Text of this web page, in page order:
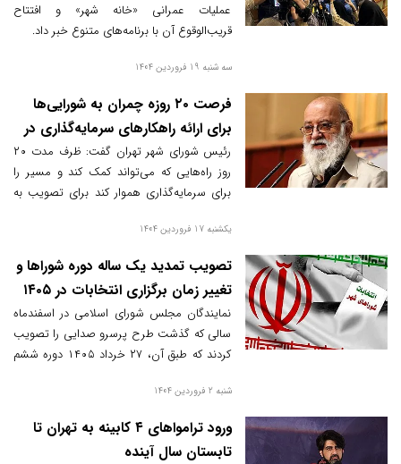
عملیات عمرانی «خانه شهر» و افتتاح
قریب‌الوقوع آن با برنامه‌های متنوع خبر داد.
سه شنبه 19 فروردین 1404
فرصت ۲۰ روزه چمران به شورایی‌ها
برای ارائه راهکارهای سرمایه‌گذاری در
پایتخت
رئیس شورای شهر تهران گفت: ظرف مدت ۲۰
روز راه‌هایی که می‌تواند کمک کند و مسیر را
برای سرمایه‌گذاری هموار کند برای تصویب به
یکشنبه 17 فروردین 1404
تصویب تمدید یک ساله دوره شوراها و
تغییر زمان برگزاری انتخابات در ۱۴۰۵
نمایندگان مجلس شورای اسلامی در اسفندماه
سالی که گذشت طرح پرسرو صدایی را تصویب
کردند که طبق آن، ۲۷ خرداد ۱۴۰۵ دوره ششم
دوره هفتم شوراها آغاز خواهد شد و در طول
شهرداری ها و دهیاری ها نیز تمدید می شود.
شنبه 2 فروردین 1404
ورود ترامواهای ۴ کابینه به تهران تا
تابستان سال آینده